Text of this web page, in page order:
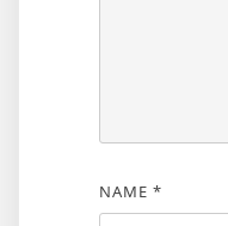
NAME *